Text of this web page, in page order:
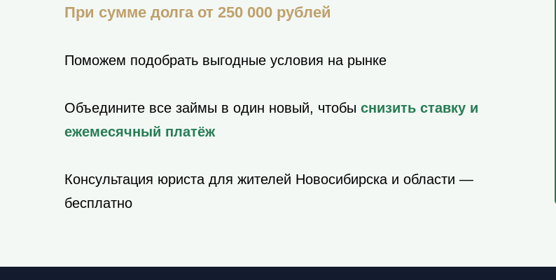
При сумме долга от 250 000 рублей
Поможем подобрать выгодные условия на рынке
Объедините все займы в один новый, чтобы снизить ставку и
ежемесячный платёж
Консультация юриста для жителей Новосибирска и области —
бесплатно